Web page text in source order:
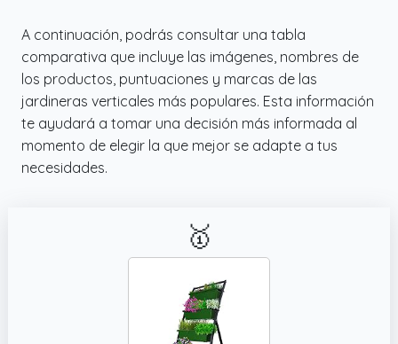
A continuación, podrás consultar una tabla
comparativa que incluye las imágenes, nombres de
los productos, puntuaciones y marcas de las
jardineras verticales más populares. Esta información
te ayudará a tomar una decisión más informada al
momento de elegir la que mejor se adapte a tus
necesidades.
🥇